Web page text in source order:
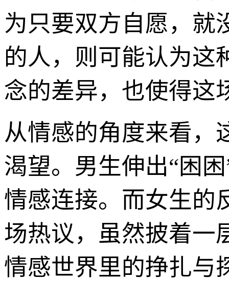
为只要双方自愿，就
的人，则可能认为这
念的差异，也使得这
从情感的角度来看，
渴望。男生伸出“困
情感连接。而女生的
场热议，虽然披着一
情感世界里的挣扎与